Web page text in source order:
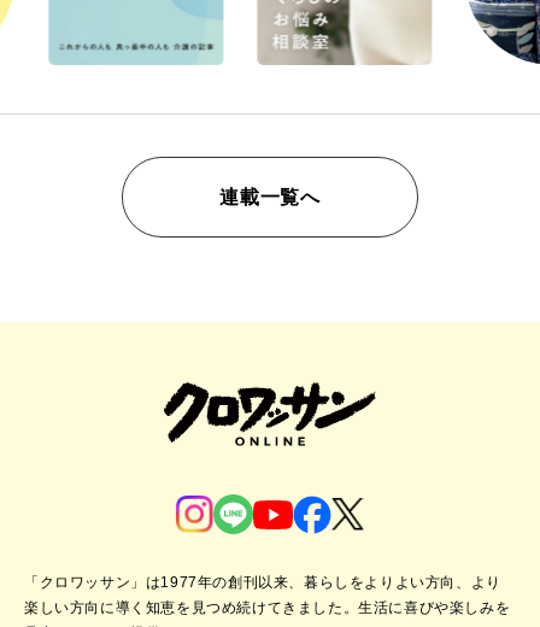
連載一覧へ
「クロワッサン」は1977年の創刊以来、暮らしをよりよい方向、より
楽しい方向に導く知恵を見つめ続けてきました。生活に喜びや楽しみを